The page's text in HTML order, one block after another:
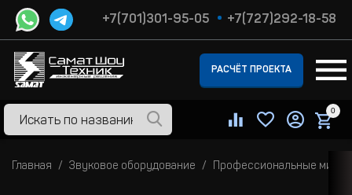
+7(701)301-95-05 +7(727)292-18-58
РАСЧЁТ ПРОЕКТА
0
Главная Звуковое оборудование Профессиональные